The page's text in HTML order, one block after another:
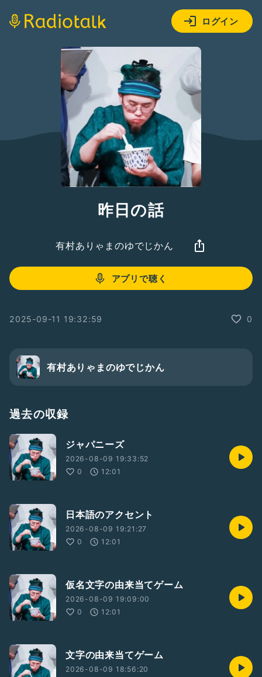
ログイン
昨日の話
有村ありゃまのゆでじかん
アプリで聴く
2025-09-11 19:32:59 0
有村ありゃまのゆでじかん
過去の収録
ジャパニーズ
2026-08-09 19:33:52
0
12:01
日本語のアクセント
2026-08-09 19:21:27
0
12:01
仮名文字の由来当てゲーム
2026-08-09 19:09:00
0
12:01
文字の由来当てゲーム
2026-08-09 18:56:20